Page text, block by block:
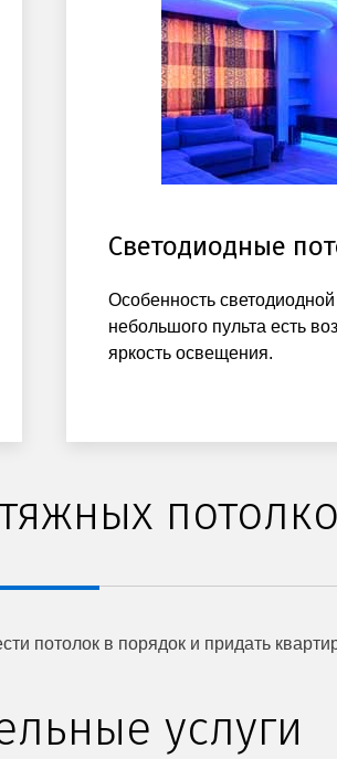
Светодиодные
Особенность
небольшого пульта есть
яркость освещения.
потолок в порядок и придать
услуги